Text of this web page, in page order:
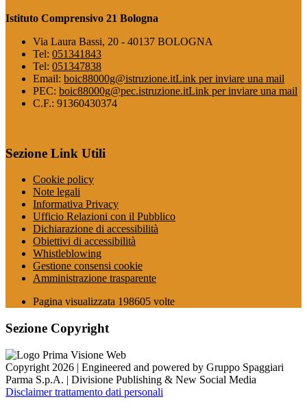
Istituto Comprensivo 21 Bologna
Via Laura Bassi, 20 - 40137 BOLOGNA
Tel: 051341843
Tel: 051347838
Email: boic88000g@istruzione.itLink per inviare una mail
PEC: boic88000g@pec.istruzione.itLink per inviare una mail
C.F.: 91360430374
Sezione Link Utili
Cookie policy
Note legali
Informativa Privacy
Ufficio Relazioni con il Pubblico
Dichiarazione di accessibilità
Obiettivi di accessibilità
Whistleblowing
Gestione consensi cookie
Amministrazione trasparente
Pagina visualizzata 198605 volte
Sezione Copyright
Copyright 2026 | Engineered and powered by Gruppo Spaggiari
Parma S.p.A. | Divisione Publishing & New Social Media
Disclaimer trattamento dati personali